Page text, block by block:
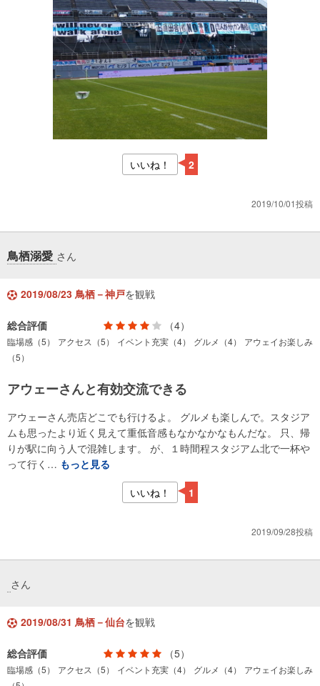
いいね！ 2
2019/10/01投稿
鳥栖溺愛 さん
2019/08/23 鳥栖－神戸を観戦
総合評価 （4）
臨場感（5） アクセス（5） イベント充実（4） グルメ（4）
アウェイお楽しみ
（5）
アウェーさんと有効交流できる
アウェーさん売店どこでも行けるよ。 グルメも楽しんで。スタジア
ムも思ったより近く見えて重低音感もなかなかなもんだな。 只、帰
りが駅に向う人で混雑します。 が、１時間程スタジアム北で一杯や
って行く… もっと見る
いいね！
1
2019/09/28投稿
さん
2019/08/31 鳥栖－仙台を観戦
総合評価 （5）
臨場感（5） アクセス（5） イベント充実（4） グルメ（4）
アウェイお楽しみ